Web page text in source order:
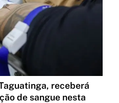
receberá
de sangue nesta